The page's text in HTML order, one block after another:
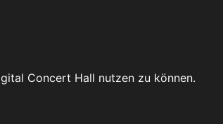
Concert Hall nutzen zu können.